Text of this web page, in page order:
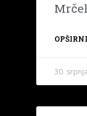
30.